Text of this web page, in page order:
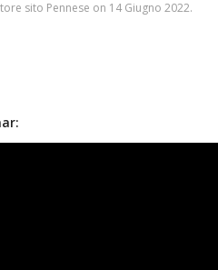
sito Pennese on 14 Giugno 2022.